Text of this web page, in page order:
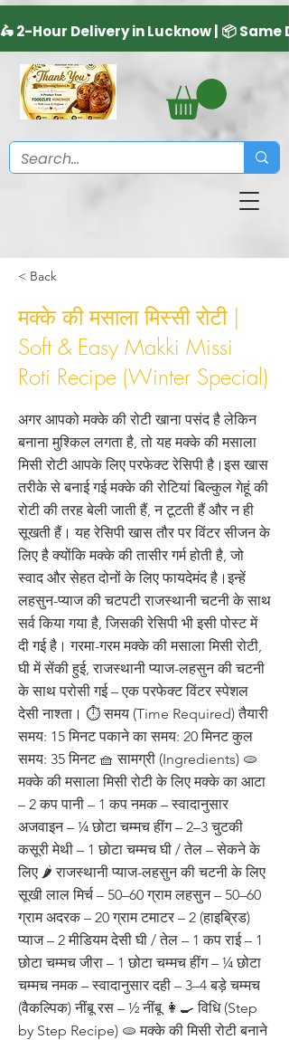
< Back
मक्के की मसाला मिस्सी रोटी |
Soft & Easy Makki Missi
Roti Recipe (Winter Special)
अगर आपको मक्के की रोटी खाना पसंद है लेकिन
बनाना मुश्किल लगता है, तो यह मक्के की मसाला
मिसी रोटी आपके लिए परफेक्ट रेसिपी है।इस खास
तरीके से बनाई गई मक्के की रोटियां बिल्कुल गेहूं की
रोटी की तरह बेली जाती हैं, न टूटती हैं और न ही
सूखती हैं। यह रेसिपी खास तौर पर विंटर सीजन के
लिए है क्योंकि मक्के की तासीर गर्म होती है, जो
स्वाद और सेहत दोनों के लिए फायदेमंद है।इन्हें
लहसुन-प्याज की चटपटी राजस्थानी चटनी के साथ
सर्व किया गया है, जिसकी रेसिपी भी इसी पोस्ट में
दी गई है। गरमा-गरम मक्के की मसाला मिसी रोटी,
घी में सेंकी हुई, राजस्थानी प्याज-लहसुन की चटनी
के साथ परोसी गई – एक परफेक्ट विंटर स्पेशल
देसी नाश्ता। ⏱️ समय (Time Required) तैयारी
समय: 15 मिनट पकाने का समय: 20 मिनट कुल
समय: 35 मिनट 🧺 सामग्री (Ingredients) 🫓
मक्के की मसाला मिसी रोटी के लिए मक्के का आटा
– 2 कप पानी – 1 कप नमक – स्वादानुसार
अजवाइन – ¼ छोटा चम्मच हींग – 2–3 चुटकी
कसूरी मेथी – 1 छोटा चम्मच घी / तेल – सेकने के
लिए 🌶️ राजस्थानी प्याज-लहसुन की चटनी के लिए
सूखी लाल मिर्च – 50–60 ग्राम लहसुन – 50–60
ग्राम अदरक – 20 ग्राम टमाटर – 2 (हाइब्रिड)
प्याज – 2 मीडियम देसी घी / तेल – 1 कप राई – 1
छोटा चम्मच जीरा – 1 छोटा चम्मच हींग – ¼ छोटा
चम्मच नमक – स्वादानुसार दही – 3–4 बड़े चम्मच
(वैकल्पिक) नींबू रस – ½ नींबू 👩‍🍳 विधि (Step
by Step Recipe) 🫓 मक्के की मिसी रोटी बनाने